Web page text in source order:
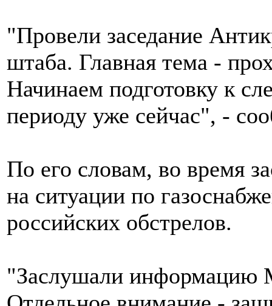
"Провели заседание
штаба. Главная тема -
Начинаем подготовку к
периоду уже сейчас", -
По его словам, во время
на ситуации по
российских обстрелов.
"Заслушали информацию